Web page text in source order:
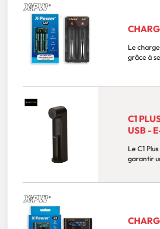
Le chargeur XPW M2 vous permet de recharger deux accus (IMR / INR) simultanément
grâce à
C1
USB -
Le C1
garantir